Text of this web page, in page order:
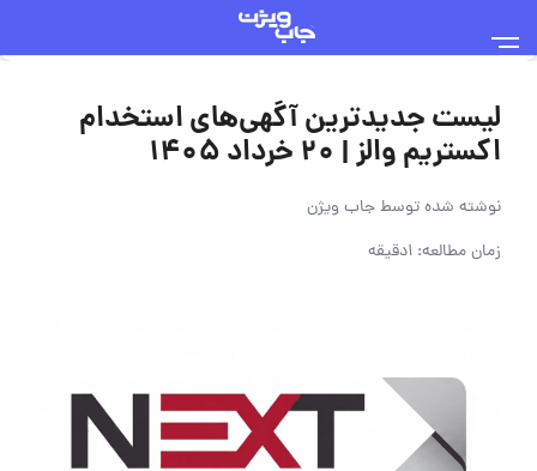
لیست جدیدترین آگهی‌های استخدام
اکستریم والز | ۲۰ خرداد ۱۴۰۵
نوشته شده توسطجاب ویژن
زمان مطالعه: 1دقیقه